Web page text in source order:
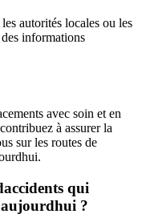
autorités locales ou les
informations
avec soin et en
à assurer la
sur les routes de
qui
?